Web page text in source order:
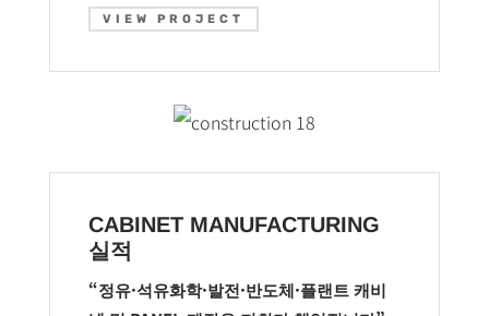
VIEW PROJECT
CABINET MANUFACTURING
실적
“정유·석유화학·발전·반도체·플랜트 캐비